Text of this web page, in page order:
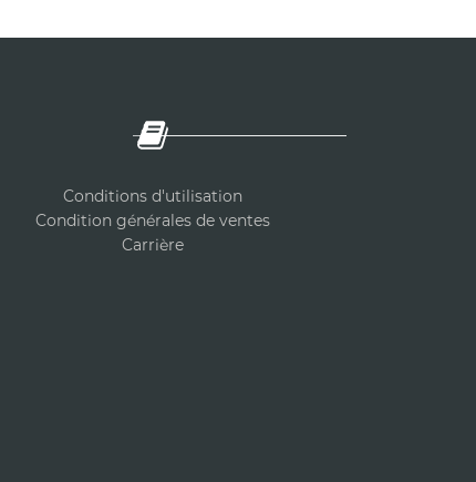
Conditions d'utilisation
Condition générales de ventes
Carrière